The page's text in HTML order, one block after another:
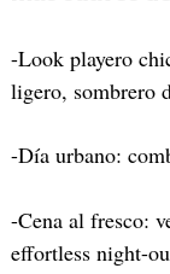
-Look playero
ligero, sombrero
-Día urbano:
-Cena al fresco:
effortless night-